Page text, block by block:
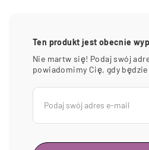
Ten produkt jest obecnie
Nie martw się! Podaj swój
powiadomimy Cię, gdy